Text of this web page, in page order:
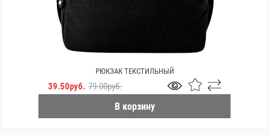
РЮКЗАК ТЕКСТИЛЬНЫЙ
39.50руб. 79.00руб.
В корзину